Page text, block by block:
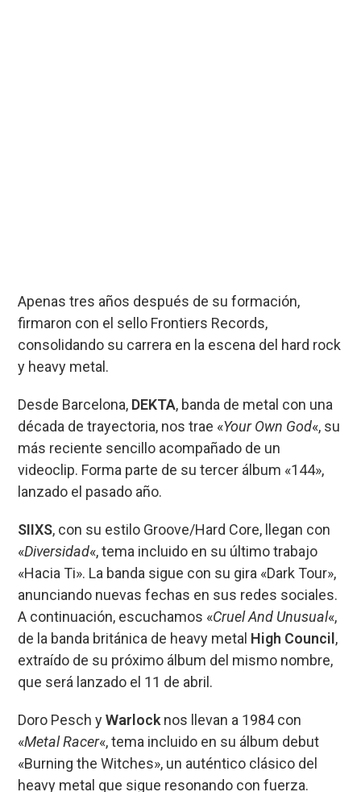
Apenas tres años después de su formación,
firmaron con el sello Frontiers Records,
consolidando su carrera en la escena del hard rock
y heavy metal.
Desde Barcelona, DEKTA, banda de metal con una
década de trayectoria, nos trae «Your Own God«, su
más reciente sencillo acompañado de un
videoclip. Forma parte de su tercer álbum «144»,
lanzado el pasado año.
SIIXS, con su estilo Groove/Hard Core, llegan con
«Diversidad«, tema incluido en su último trabajo
«Hacia Ti». La banda sigue con su gira «Dark Tour»,
anunciando nuevas fechas en sus redes sociales.
A continuación, escuchamos «Cruel And Unusual«,
de la banda británica de heavy metal High Council ,
extraído de su próximo álbum del mismo nombre,
que será lanzado el 11 de abril.
Doro Pesch yWarlock nos llevan a 1984 con
«Metal Racer«, tema incluido en su álbum debut
«Burning the Witches», un auténtico clásico del
heavy metal que sigue resonando con fuerza.